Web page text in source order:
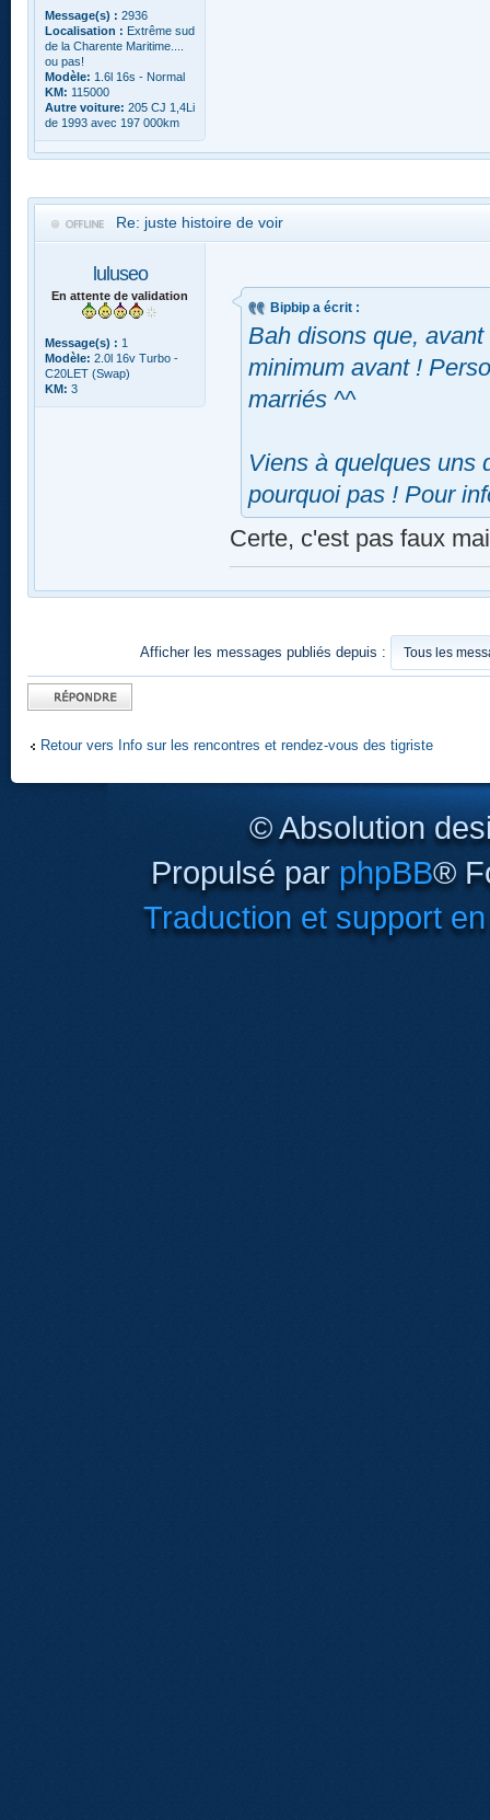
Message(s) : 2936
Localisation : Extrême sud
de la Charente Maritime....
ou pas!
Modèle: 1.6l 16s - Normal
KM: 115000
Autre voiture: 205 CJ 1,4Li
de 1993 avec 197 000km
Re: juste histoire de voir
luluseo
En attente de validation
Message(s) : 1
Modèle: 2.0l 16v Turbo -
C20LET (Swap)
KM: 3
Bipbip a écrit :
Bah disons que,
minimum avant !
marriés ^^
Viens à quelques uns
pourquoi pas ! Pour
Certe, c'est pas faux
Afficher les messages publiés depuis :
Publier une
réponse
Retour vers Info sur les rencontres et rendez-vous des tigriste
© Absolution
Propulsé par phpBB®
Traduction et support